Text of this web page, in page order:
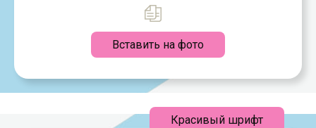
Вставить на фото
Красивый шрифт